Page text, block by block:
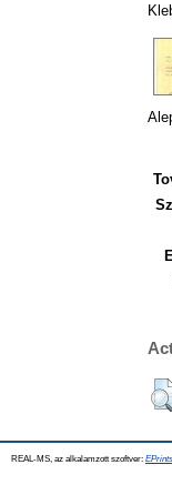
REAL-MS, az alkalamzott szoftver: